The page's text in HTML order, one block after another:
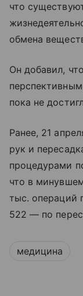
что
обмена
Он добавил,
пока не
Ранее, 21
рук и
процедурами
что в
тыс. операций
522 — по
медицина